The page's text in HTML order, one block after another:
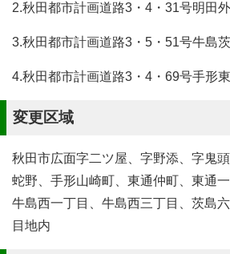
2.秋田都市計画道路3・4・31号明田
3.秋田都市計画道路3・5・51号牛島
4.秋田都市計画道路3・4・69号手形
変更区域
秋田市広面字二ツ屋、字野添、字鬼
蛇野、手形山崎町、東通仲町、東通
牛島西一丁目、牛島西三丁目、茨島
目地内